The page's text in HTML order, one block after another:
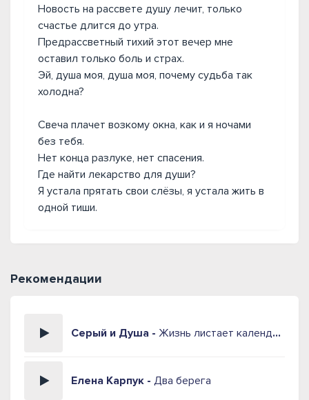
Новость на рассвете душу лечит, только
счастье длится до утра.
Предрассветный тихий этот вечер мне
оставил только боль и страх.
Эй, душа моя, душа моя, почему судьба так
холодна?
Свеча плачет возкому окна, как и я ночами
без тебя.
Нет конца разлуке, нет спасения.
Где найти лекарство для души?
Я устала прятать свои слёзы, я устала жить в
одной тиши.
Рекомендации
Серый и Душа - Жизнь листает календарь
Елена Карпук - Два берега